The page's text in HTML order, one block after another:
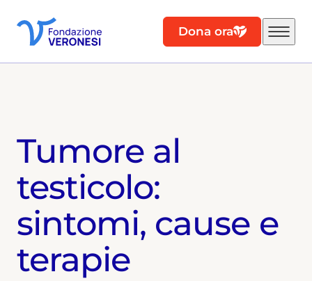
Dona ora
Tumore al
testicolo:
sintomi, cause e
terapie